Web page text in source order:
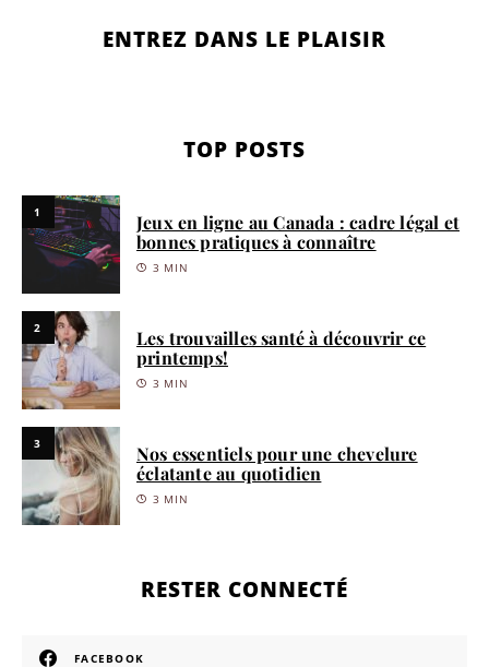
ENTREZ DANS LE PLAISIR
TOP POSTS
1
Jeux en ligne au Canada : cadre légal et
bonnes pratiques à connaître
3 MIN
2
Les trouvailles santé à découvrir ce
printemps!
3 MIN
3
Nos essentiels pour une chevelure
éclatante au quotidien
3 MIN
RESTER CONNECTÉ
FACEBOOK